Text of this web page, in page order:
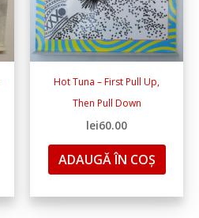
Hot Tuna – First Pull Up,
Then Pull Down
lei60.00
ADAUGĂ ÎN COȘ